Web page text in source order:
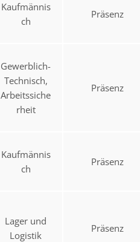
Kaufmännis
ch
Präsenz
Gewerblich-
Technisch,
Arbeitssiche
rheit
Präsenz
Kaufmännis
ch
Präsenz
Lager und
Logistik
Präsenz